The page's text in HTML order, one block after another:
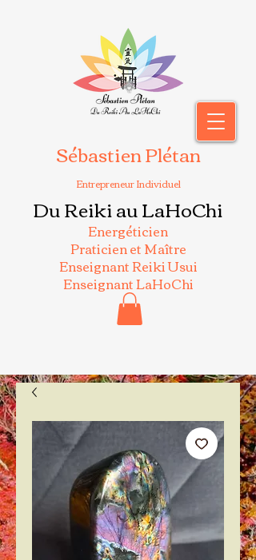
Sébastien Plétan
Entrepreneur Individuel
Du Reiki au LaHoChi
Energéticien
Praticien et Maître
Enseignant Reiki Usui
Enseignant LaHoChi